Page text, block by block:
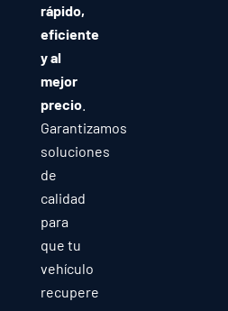
rápido,
eficiente
y al
mejor
precio.
Garantizamos
soluciones
de
calidad
para
que tu
vehículo
recupere